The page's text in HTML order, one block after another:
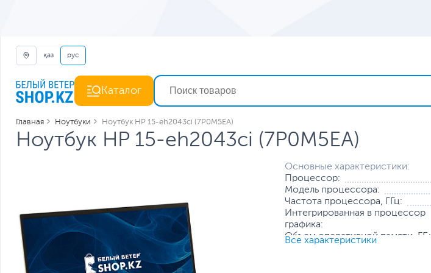
қаз рус
Каталог
Главная Ноутбуки Ноутбук HP 15-eh2043ci (7P0M5EA)
Ноутбук HP 15-eh2043ci (7P0M5EA)
Основные характеристики:
Процессор:
Модель процессора:
Частота процессора, ГГц:
Интегрированная в процессор
графика:
Объем оперативной памяти, ГБ:
Все характеристики